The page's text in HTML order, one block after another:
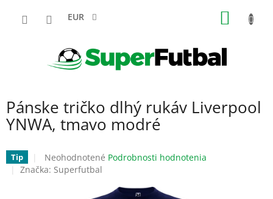
EUR
Pánske tričko dlhý rukáv Liverpool
YNWA, tmavo modré
Tip
Priemerné
hodnotenie
Neohodnotené Podrobnosti hodnotenia
Značka: Superfutbal